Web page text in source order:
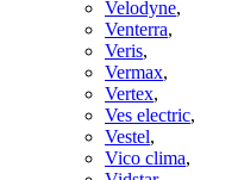
Velodyne,
Venterra,
Veris,
Vermax,
Vertex,
Ves electric,
Vestel,
Vico clima,